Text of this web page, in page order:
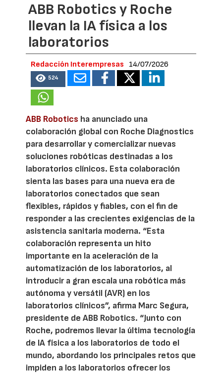
ABB Robotics y Roche
llevan la IA física a los
laboratorios
Redacción Interempresas 14/07/2026
524
ABB Robotics ha anunciado una
colaboración global con Roche Diagnostics
para desarrollar y comercializar nuevas
soluciones robóticas destinadas a los
laboratorios clínicos. Esta colaboración
sienta las bases para una nueva era de
laboratorios conectados que sean
flexibles, rápidos y fiables, con el fin de
responder a las crecientes exigencias de la
asistencia sanitaria moderna. “Esta
colaboración representa un hito
importante en la aceleración de la
automatización de los laboratorios, al
introducir a gran escala una robótica más
autónoma y versátil (AVR) en los
laboratorios clínicos”, afirma Marc Segura,
presidente de ABB Robotics. “Junto con
Roche, podremos llevar la última tecnología
de IA física a los laboratorios de todo el
mundo, abordando los principales retos que
impiden a los laboratorios ofrecer los